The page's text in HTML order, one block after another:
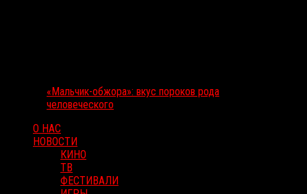
«Мальчик-обжора»: вкус пороков рода
человеческого
О НАС
НОВОСТИ
КИНО
ТВ
ФЕСТИВАЛИ